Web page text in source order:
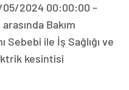
05/2024 00:00:00 –
Bakım
Sebebi ile İş Sağlığı ve
kesintisi